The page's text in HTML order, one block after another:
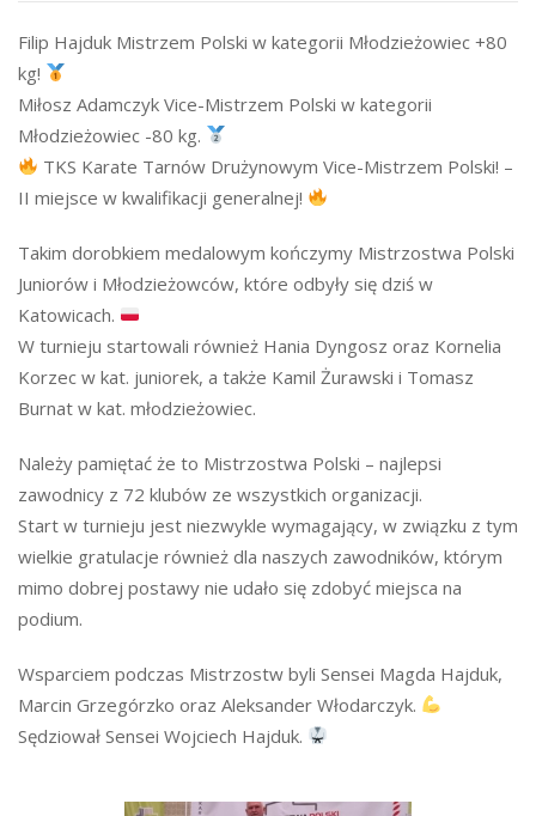
Filip Hajduk Mistrzem Polski w kategorii Młodzieżowiec +80
kg!
Miłosz Adamczyk Vice-Mistrzem Polski w kategorii
Młodzieżowiec -80 kg.
TKS Karate Tarnów Drużynowym Vice-Mistrzem Polski! –
II miejsce w kwalifikacji generalnej!
Takim dorobkiem medalowym kończymy Mistrzostwa Polski
Juniorów i Młodzieżowców, które odbyły się dziś w
Katowicach.
W turnieju startowali również Hania Dyngosz oraz Kornelia
Korzec w kat. juniorek, a także Kamil Żurawski i Tomasz
Burnat w kat. młodzieżowiec.
Należy pamiętać że to Mistrzostwa Polski – najlepsi
zawodnicy z 72 klubów ze wszystkich organizacji.
Start w turnieju jest niezwykle wymagający, w związku z tym
wielkie gratulacje również dla naszych zawodników, którym
mimo dobrej postawy nie udało się zdobyć miejsca na
podium.
Wsparciem podczas Mistrzostw byli Sensei Magda Hajduk,
Marcin Grzegórzko oraz Aleksander Włodarczyk.
Sędziował Sensei Wojciech Hajduk.